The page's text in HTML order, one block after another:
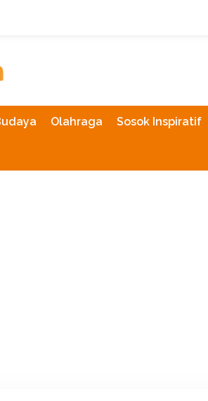
Olahraga Sosok Inspiratif